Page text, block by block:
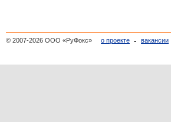
© 2007-2026 ООО «РуФокс» о проекте вакансии